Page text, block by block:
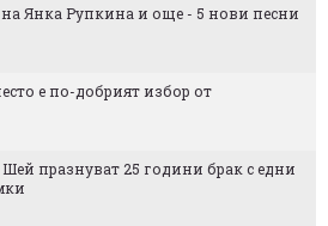
на Янка Рупкина и още - 5 нови песни
е по-добрият избор от
празнуват 25 години брак с едни